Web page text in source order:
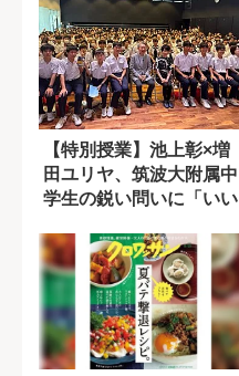
【特別授業】池上彰×増
田ユリヤ、筑波大附属中
学生の鋭い問いに「いい